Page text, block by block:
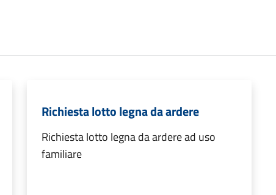
Richiesta lotto legna da ardere
Richiesta lotto legna da ardere ad uso
familiare